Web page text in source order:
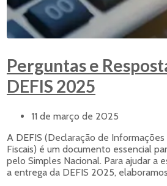
Perguntas e
DEFIS 2025
11 de março de 2025
A DEFIS (Declaração de Informações
Fiscais) é um documento essencial
pelo Simples Nacional. Para ajudar a
a entrega da DEFIS 2025,